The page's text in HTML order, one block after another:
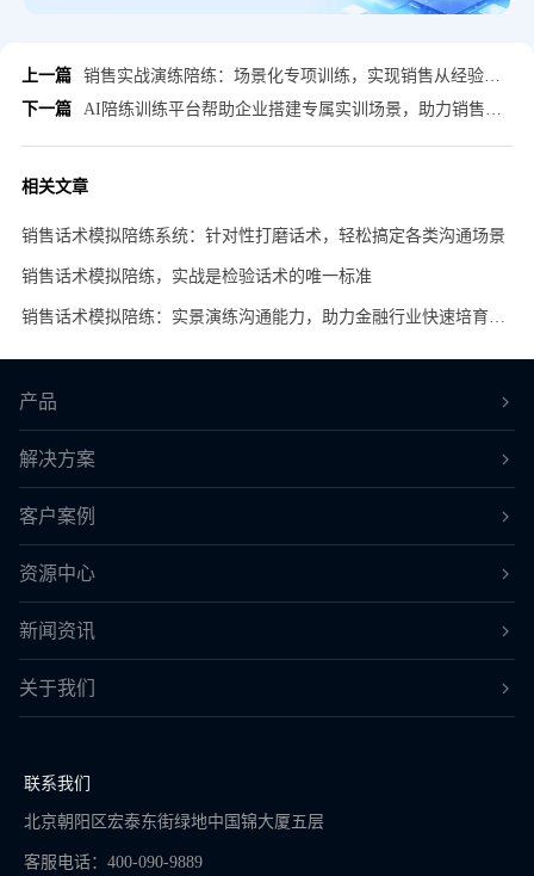
上一篇
销售实战演练陪练：场景化专项训练，实现销售从经验到标准赋能
下一篇
AI陪练训练平台帮助企业搭建专属实训场景，助力销售团队完成数字化能力升级
相关文章
销售话术模拟陪练系统：针对性打磨话术，轻松搞定各类沟通场景
销售话术模拟陪练，实战是检验话术的唯一标准
销售话术模拟陪练：实景演练沟通能力，助力金融行业快速培育销售人才
产品
解决方案
客户案例
资源中心
新闻资讯
关于我们
联系我们
北京朝阳区宏泰东街绿地中国锦大厦五层
客服电话：400-090-9889